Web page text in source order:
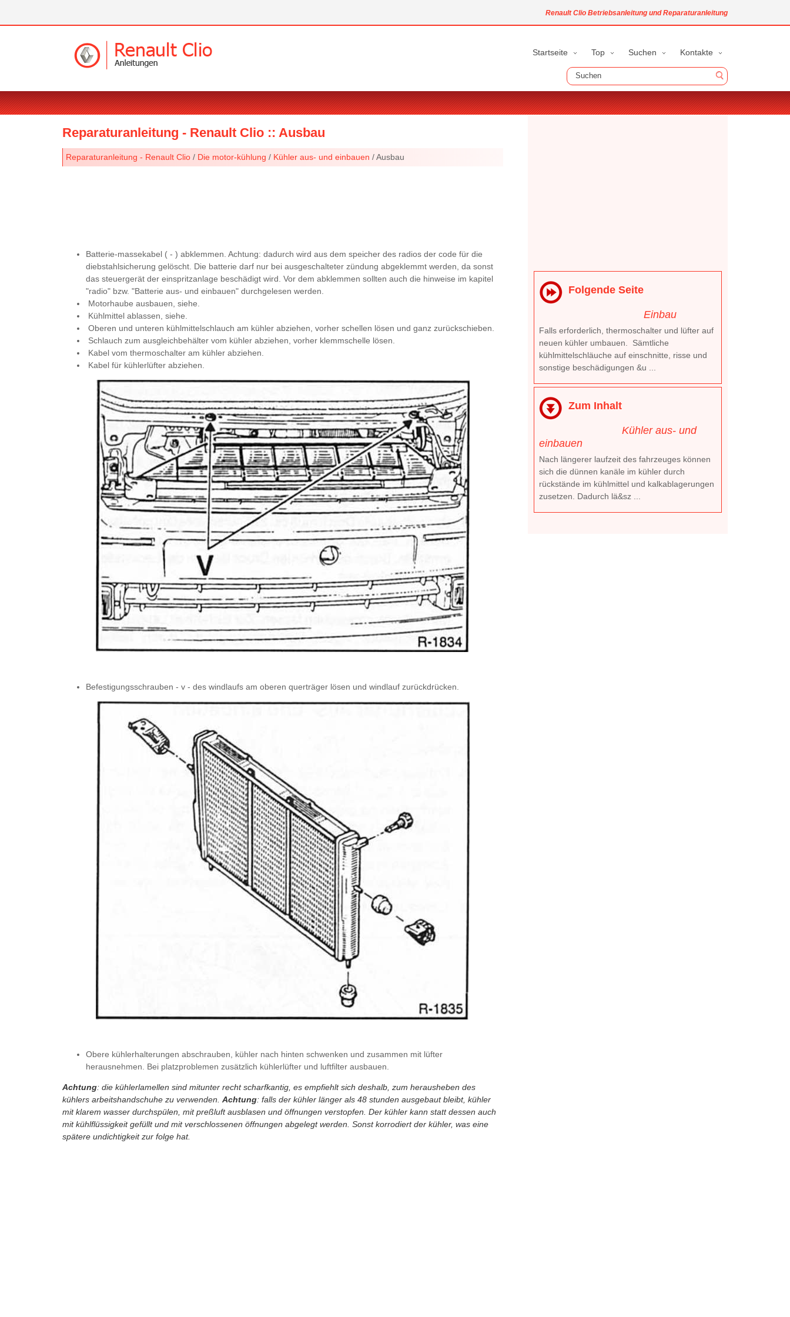
Renault Clio Betriebsanleitung und Reparaturanleitung
Startseite Top Suchen Kontakte
Reparaturanleitung - Renault Clio :: Ausbau
Reparaturanleitung - Renault Clio / Die motor-kühlung / Kühler aus- und einbauen / Ausbau
Batterie-massekabel ( - ) abklemmen. Achtung: dadurch wird aus dem speicher des radios der code für die
diebstahlsicherung gelöscht. Die batterie darf nur bei ausgeschalteter zündung abgeklemmt werden, da sonst
das steuergerät der einspritzanlage beschädigt wird. Vor dem abklemmen sollten auch die hinweise im kapitel
"radio" bzw. "Batterie aus- und einbauen" durchgelesen werden.
Motorhaube ausbauen, siehe.
Kühlmittel ablassen, siehe.
Oberen und unteren kühlmittelschlauch am kühler abziehen, vorher schellen lösen und ganz zurückschieben.
Schlauch zum ausgleichbehälter vom kühler abziehen, vorher klemmschelle lösen.
Kabel vom thermoschalter am kühler abziehen.
Kabel für kühlerlüfter abziehen.
Befestigungsschrauben - v - des windlaufs am oberen querträger lösen und windlauf zurückdrücken.
Obere kühlerhalterungen abschrauben, kühler nach hinten schwenken und zusammen mit lüfter
herausnehmen. Bei platzproblemen zusätzlich kühlerlüfter und luftfilter ausbauen.
Achtung: die kühlerlamellen sind mitunter recht scharfkantig, es empfiehlt sich deshalb, zum herausheben des
kühlers arbeitshandschuhe zu verwenden. Achtung: falls der kühler länger als 48 stunden ausgebaut bleibt, kühler
mit klarem wasser durchspülen, mit preßluft ausblasen und öffnungen verstopfen. Der kühler kann statt dessen auch
mit kühlflüssigkeit gefüllt und mit verschlossenen öffnungen abgelegt werden. Sonst korrodiert der kühler, was eine
spätere undichtigkeit zur folge hat.
Folgende Seite
Einbau
Falls erforderlich, thermoschalter und lüfter auf
neuen kühler umbauen. Sämtliche
kühlmittelschläuche auf einschnitte, risse und
sonstige beschädigungen &u ...
Zum Inhalt
Kühler aus- und
einbauen
Nach längerer laufzeit des fahrzeuges können
sich die dünnen kanäle im kühler durch
rückstände im kühlmittel und kalkablagerungen
zusetzen. Dadurch lä&sz ...